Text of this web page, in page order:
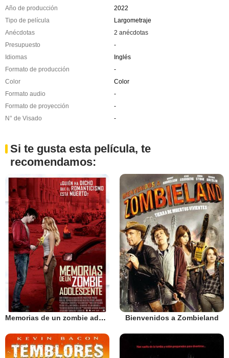
Año de producción
2022
Tipo de película
Largometraje
Anécdotas
2 anécdotas
Presupuesto
-
Idiomas
Inglés
Formato de producción
-
Color
Color
Formato audio
-
Formato de proyección
-
N° de Visado
-
Si te gusta esta película, te
recomendamos:
Memorias de un zombie adolescente Bienvenidos a Zombieland